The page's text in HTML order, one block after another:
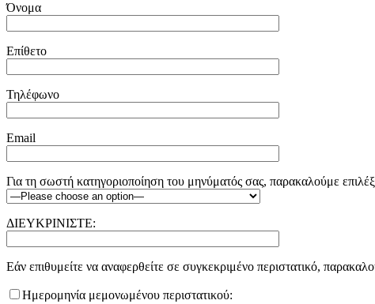
Όνομα
Επίθετο
Τηλέφωνο
Email
Για τη σωστή κατηγοριοποίηση του μηνύματός σας, παρακαλούμε
ΔΙΕΥΚΡΙΝΙΣΤΕ:
Εάν επιθυμείτε να αναφερθείτε σε συγκεκριμένο περιστατικό,
Ημερομηνία μεμονωμένου περιστατικού: